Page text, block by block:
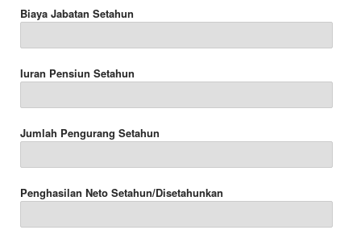
Biaya Jabatan Setahun
Iuran Pensiun Setahun
Jumlah Pengurang Setahun
Penghasilan Neto Setahun/Disetahunkan